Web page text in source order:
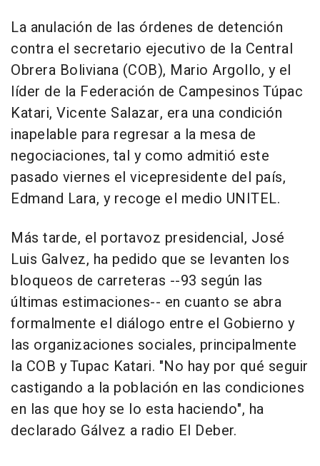
La anulación de las órdenes de detención
contra el secretario ejecutivo de la Central
Obrera Boliviana (COB), Mario Argollo, y el
líder de la Federación de Campesinos Túpac
Katari, Vicente Salazar, era una condición
inapelable para regresar a la mesa de
negociaciones, tal y como admitió este
pasado viernes el vicepresidente del país,
Edmand Lara, y recoge el medio UNITEL.
Más tarde, el portavoz presidencial, José
Luis Galvez, ha pedido que se levanten los
bloqueos de carreteras --93 según las
últimas estimaciones-- en cuanto se abra
formalmente el diálogo entre el Gobierno y
las organizaciones sociales, principalmente
la COB y Tupac Katari. "No hay por qué seguir
castigando a la población en las condiciones
en las que hoy se lo esta haciendo", ha
declarado Gálvez a radio El Deber.